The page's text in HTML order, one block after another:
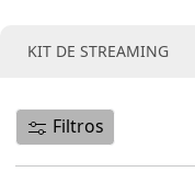
Colección:
KIT DE STREAMING
Filtros